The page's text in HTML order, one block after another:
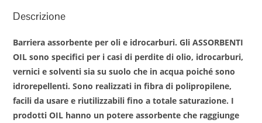
Descrizione
Barriera assorbente per oli e idrocarburi. Gli ASSORBENTI
OIL sono specifici per i casi di perdite di olio, idrocarburi,
vernici e solventi sia su suolo che in acqua poiché sono
idrorepellenti. Sono realizzati in fibra di polipropilene,
facili da usare e riutilizzabili fino a totale saturazione. I
prodotti OIL hanno un potere assorbente che raggiunge